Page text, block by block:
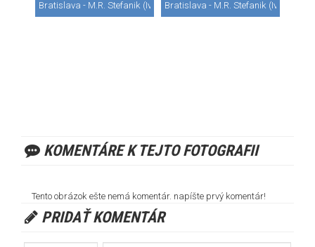
Bratislava - M.R. Stefanik (Ivanka) (BTS / LZIB)Bratislava - M.R. Stefanik (Ivanka)
KOMENTÁRE K TEJTO FOTOGRAFII
Tento obrázok ešte nemá komentár. napíšte prvý komentár!
PRIDAŤ KOMENTÁR